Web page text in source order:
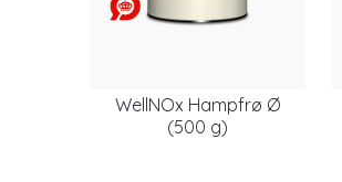
WellNOx Hampfrø Ø
(500 g)